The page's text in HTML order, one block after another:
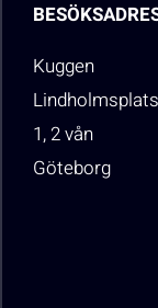
Kuggen
1, 2 vån
Göteborg